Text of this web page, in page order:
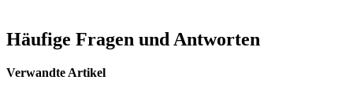
Häufige Fragen und Antworten
Verwandte Artikel